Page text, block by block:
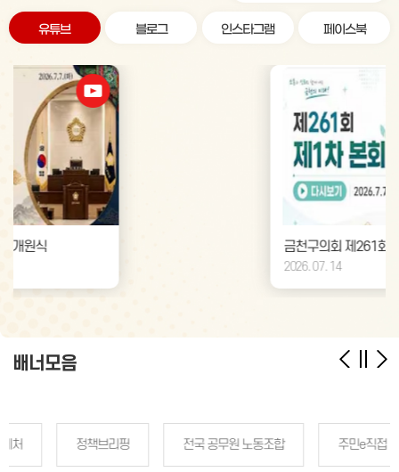
유튜브
금천구의회 제261회 임시회 제1차 본회의
블로그 인스타그램 페이스북
배너모음
정책브리핑 전국 공무원 노동조합 주민e직접